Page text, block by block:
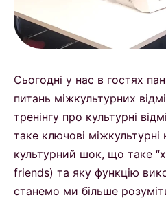
Сьогодні у нас в гостях
питань міжкультурних
тренінгу про культурні
таке ключові
культурний шок, що таке
friends) та яку функцію
станемо ми більше